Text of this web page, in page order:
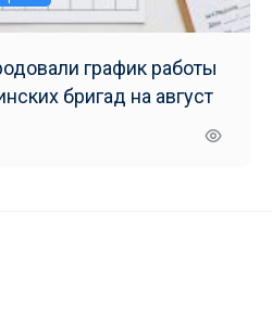
график работы
бригад на август